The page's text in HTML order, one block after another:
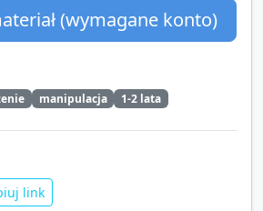
(wymagane konto)
manipulacja 1-2 lata
link